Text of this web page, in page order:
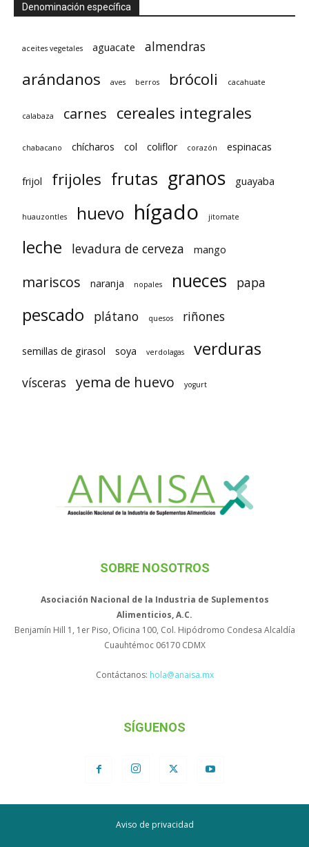
Denominación específica
aceites vegetales aguacate almendras
arándanos aves berros brócoli cacahuate
calabaza carnes cereales integrales
chabacano chícharos col coliflor corazón espinacas
frijol frijoles frutas granos guayaba
huauzontles huevo hígado jitomate
leche levadura de cerveza mango
mariscos naranja nopales nueces papa
pescado plátano quesos riñones
semillas de girasol soya verdolagas verduras
vísceras yema de huevo yogurt
SOBRE NOSOTROS
Asociación Nacional de la Industria de Suplementos
Alimenticios, A.C.
Benjamín Hill 1, 1er Piso, Oficina 100, Col. Hipódromo Condesa Alcaldía
Cuauhtémoc 06170 CDMX
Contáctanos: hola@anaisa.mx
SÍGUENOS
Aviso de privacidad